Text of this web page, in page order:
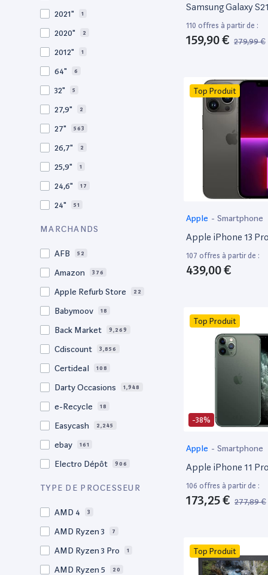
2021" 1
2020" 2
2012" 1
64" 6
32" 5
27,9" 2
27" 563
26,7" 2
25,9" 1
24,6" 17
24" 51
21,5"
15.5" 1
15,4"
15.4" 68
15.3" 2
15" 202
MARCHANDS
AFB 52
Amazon 376
Apple Refurb Store 22
Babymoov 18
Back Market 9,269
Cdiscount 3,856
Certideal 108
Darty Occasions 1,948
e-Recycle 18
Easycash 2,245
ebay 161
Electro Dépôt 906
Factorefurb
TYPE DE PROCESSEUR
AMD 4 3
AMD Ryzen 3 7
AMD Ryzen 3 Pro 1
AMD Ryzen 5 20
Samsung Galaxy
110 offres à partir de :
159,90 € 279,99 €
Top Produit
Apple - Smartphone
Apple iPhone 13
107 offres à partir de :
439,00 €
-38%
Top Produit
Apple - Smartphone
Apple iPhone 11
106 offres à partir de :
173,25 € 277,89 €
Top Produit